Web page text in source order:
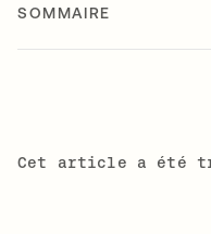
SOMMAIRE
Cet article a été